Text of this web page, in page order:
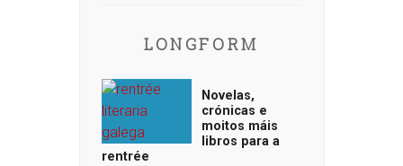
LONGFORM
Novelas,
crónicas e
moitos máis
libros para a
rentrée